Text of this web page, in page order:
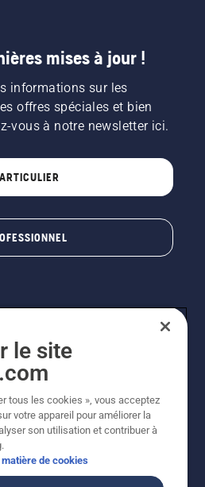
mises à jour !
informations sur les
offres spéciales et bien
vous à notre newsletter ici.
Tous droits réservés. Les prix
de Husqvarna Schweiz AG
prix en CHF, TVA 8,1 % et
de modification. Tous les
de vente recommandés (TVA
le site
tous les cookies », vous acceptez
votre appareil pour améliorer la
son utilisation et contribuer à
de cookies